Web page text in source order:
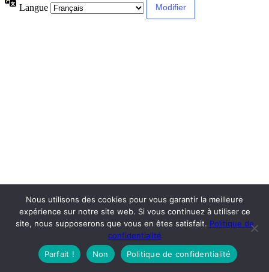
Langue
Nous utilisons des cookies pour vous garantir la meilleure
expérience sur notre site web. Si vous continuez à utiliser ce
site, nous supposerons que vous en êtes satisfait. Politique de
confidentialité
Parfait !
Non Politique de confidentialité